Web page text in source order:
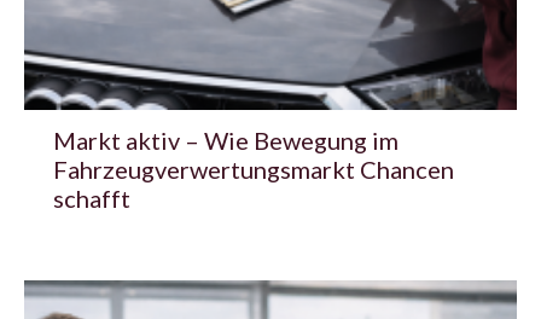
Markt aktiv – Wie Bewegung im
Fahrzeugverwertungsmarkt Chancen
schafft